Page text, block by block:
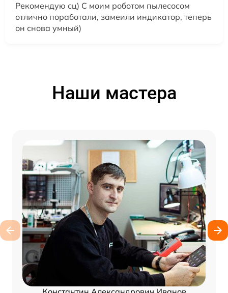
Рекомендую сц) С моим роботом пылесосом
отлично поработали, замеили индикатор, теперь
он снова умный)
Наши мастера